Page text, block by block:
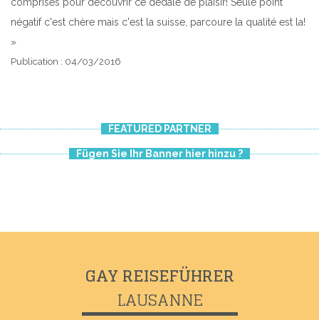
négatif c'est chère mais c'est la suisse, parcoure la qualité est la!
»
Publication : 04/03/2016
FEATURED PARTNER
Fügen Sie Ihr Banner hier hinzu ?
GAY REISEFÜHRER
LAUSANNE